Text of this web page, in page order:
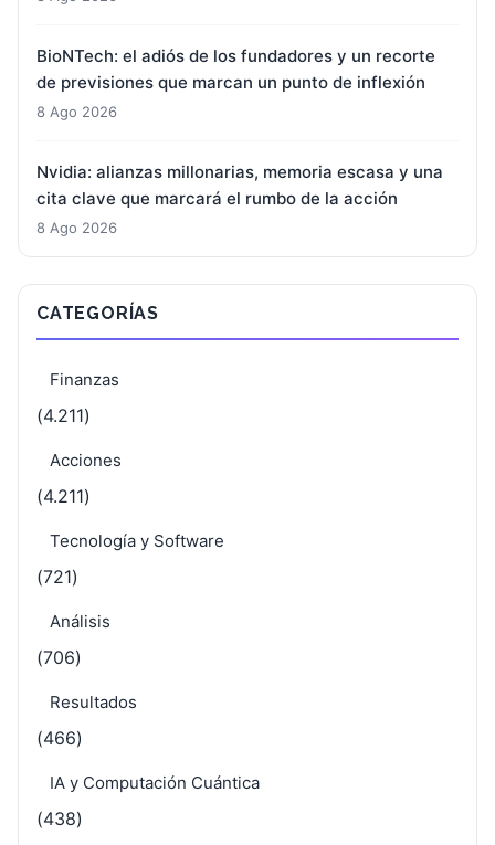
BioNTech: el adiós de los fundadores y un recorte
de previsiones que marcan un punto de inflexión
8 Ago 2026
Nvidia: alianzas millonarias, memoria escasa y una
cita clave que marcará el rumbo de la acción
8 Ago 2026
CATEGORÍAS
Finanzas
(4.211)
Acciones
(4.211)
Tecnología y Software
(721)
Análisis
(706)
Resultados
(466)
IA y Computación Cuántica
(438)